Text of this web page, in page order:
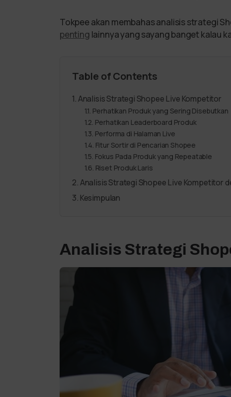
Tokpee akan membahas analisis strategi
penting lainnya yang sayang banget kalau
Table of Contents
Analisis Strategi Shopee Live Kompetitor
Perhatikan Produk yang Sering Disebutkan
Perhatikan Leaderboard Produk
Performa di Halaman Live
Fitur Sortir di Pencarian Shopee
Fokus Pada Produk yang Repeatable
Riset Produk Laris
Analisis Strategi Shopee Live Kompetitor
Kesimpulan
Analisis Strategi